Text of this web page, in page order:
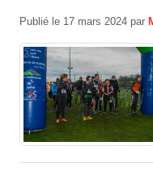
Publié le 17 mars 2024 par